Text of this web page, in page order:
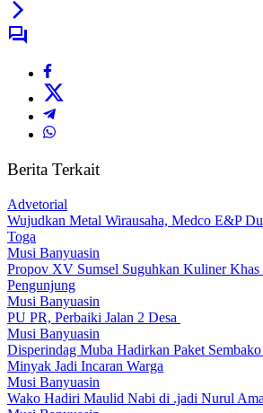
Berita Terkait
Advetorial
Wujudkan Metal Wirausaha, Medco E&P
Toga
Musi Banyuasin
Propov XV Sumsel Suguhkan Kuliner Khas
Pengunjung
Musi Banyuasin
PU PR, Perbaiki Jalan 2 Desa
Musi Banyuasin
Disperindag Muba Hadirkan Paket
Minyak Jadi Incaran Warga
Musi Banyuasin
Wako Hadiri Maulid Nabi di .jadi Nurul